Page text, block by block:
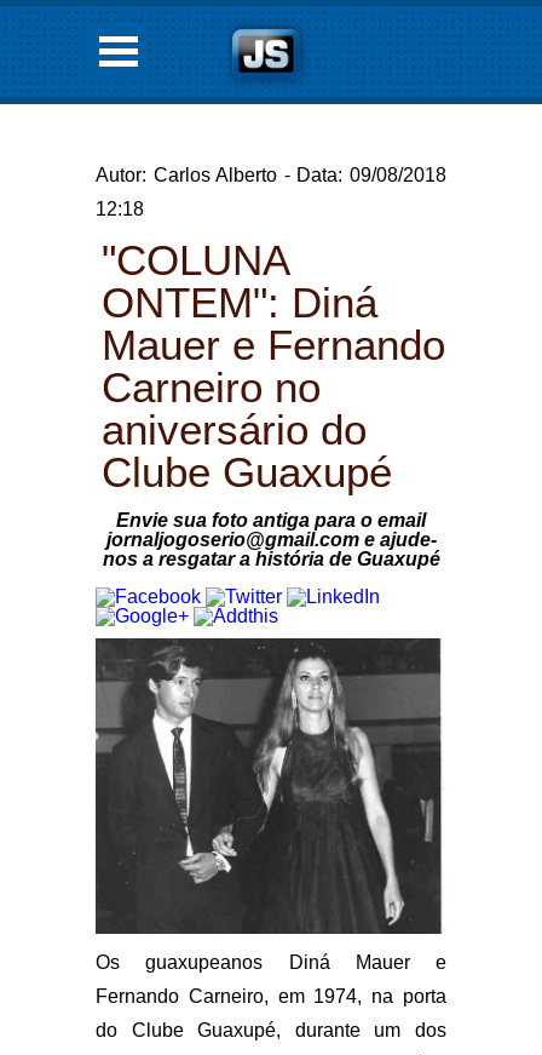
Autor: Carlos Alberto - Data: 09/08/2018
12:18
"COLUNA
ONTEM": Diná
Mauer e Fernando
Carneiro no
aniversário do
Clube Guaxupé
Envie sua foto antiga para o email
jornaljogoserio@gmail.com e ajude-
nos a resgatar a história de Guaxupé
Os guaxupeanos Diná Mauer e
Fernando Carneiro, em 1974, na porta
do Clube Guaxupé, durante um dos